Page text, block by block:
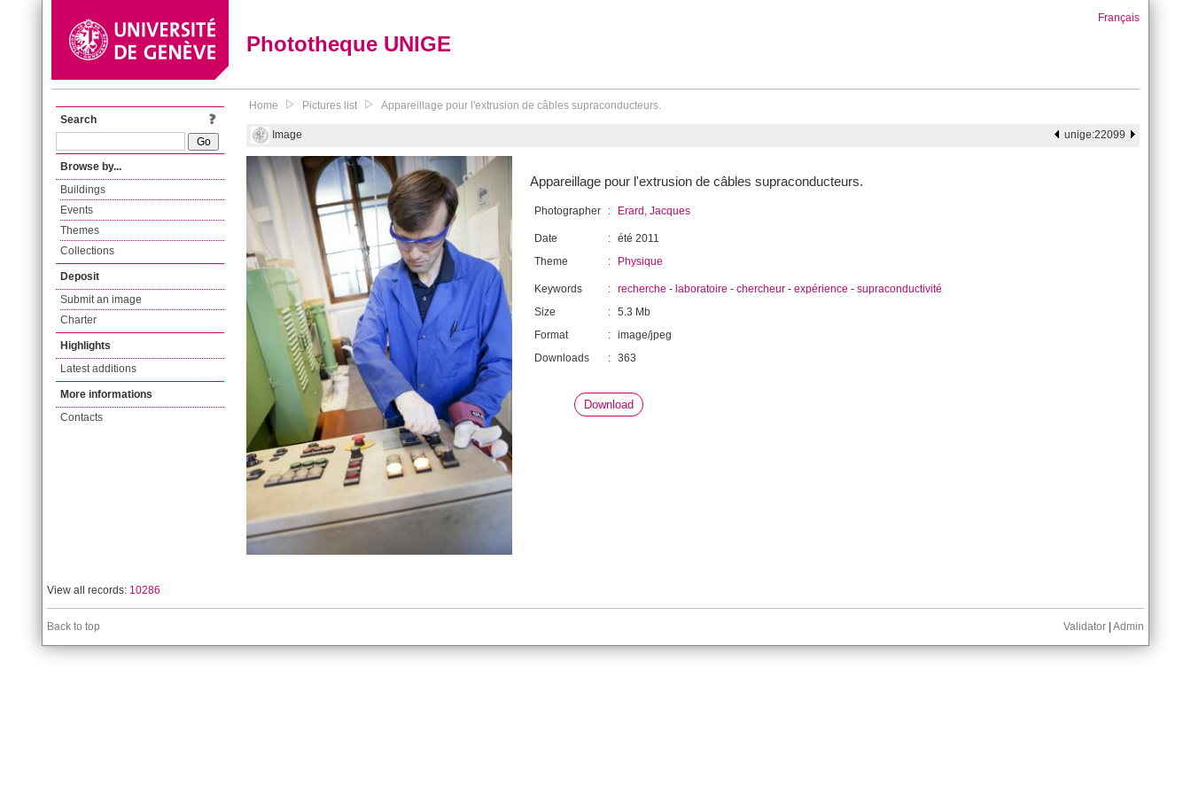
Phototheque UNIGE
Français
Search
Browse by...
Buildings
Events
Themes
Collections
Deposit
Submit an image
Charter
Highlights
Latest additions
More informations
Contacts
Home Pictures list Appareillage pour l'extrusion de câbles supraconducteurs.
Image unige:22099
Appareillage pour l'extrusion de câbles supraconducteurs.
Photographer : Erard, Jacques
Date : été 2011
Theme
: Physique
Keywords : recherche - laboratoire - chercheur - expérience - supraconductivité
Size
: 5.3 Mb
Format
: image/jpeg
Downloads
: 363
Download
View all records: 10286
Back to top Validator Admin